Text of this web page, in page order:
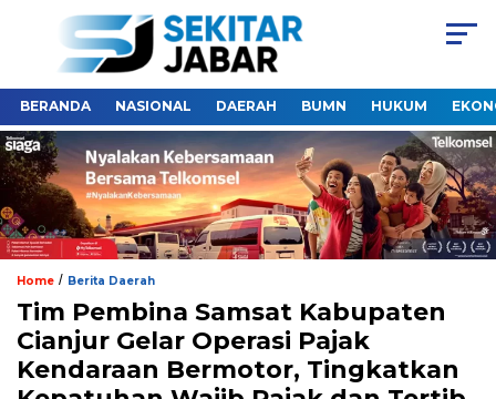
BERANDA NASIONAL DAERAH BUMN HUKUM
Home / Berita Daerah
Tim Pembina Samsat Kabupaten
Cianjur Gelar Operasi Pajak
Kendaraan Bermotor, Tingkatkan